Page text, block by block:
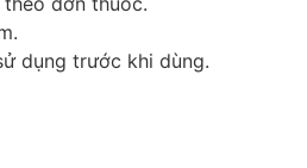
dụng trước khi dùng.